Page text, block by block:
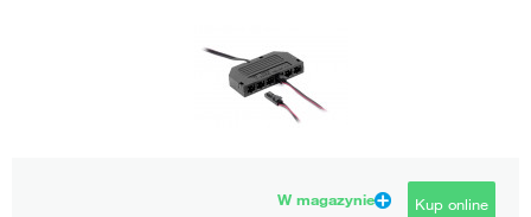
W magazynie
Kup online